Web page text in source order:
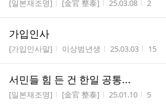
게시판명
[일본재조명] 작성자
[金官 整泰] 작성시간
25.03.08 조회수
2
가입인사
게시판명
[가입인사말] 작성자
이상범년생 작성시간
25.03.03 조회수
15
서민들 힘 든 건 한일 공통...
게시판명
[일본재조명] 작성자
[金官 整泰] 작성시간
25.01.10 조회수
5